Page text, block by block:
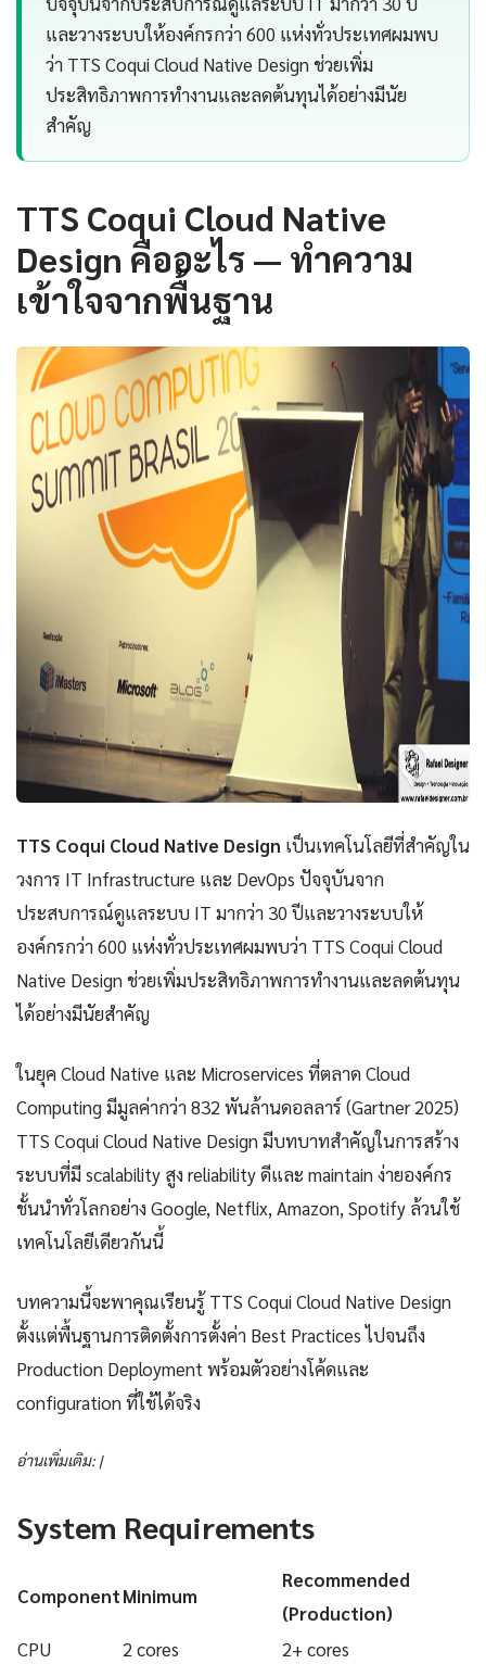
และวางระบบให้องค์กรกว่า 600 แห่งทั่วประเทศผมพบ
ว่า TTS Coqui Cloud Native Design ช่วยเพิ่ม
ประสิทธิภาพการทำงานและลดต้นทุนได้อย่างมีนัย
สำคัญ
TTS Coqui Cloud Native
Design คืออะไร — ทำความ
เข้าใจจากพื้นฐาน
TTS Coqui Cloud Native Design เป็นเทคโนโลยีที่สำคัญใน
วงการ IT Infrastructure และ DevOps ปัจจุบันจาก
ประสบการณ์ดูแลระบบ IT มากว่า 30 ปีและวางระบบให้
องค์กรกว่า 600 แห่งทั่วประเทศผมพบว่า TTS Coqui Cloud
Native Design ช่วยเพิ่มประสิทธิภาพการทำงานและลดต้นทุน
ได้อย่างมีนัยสำคัญ
ในยุค Cloud Native และ Microservices ที่ตลาด Cloud
Computing มีมูลค่ากว่า 832 พันล้านดอลลาร์ (Gartner 2025)
TTS Coqui Cloud Native Design มีบทบาทสำคัญในการสร้าง
ระบบที่มี scalability สูง reliability ดีและ maintain ง่ายองค์กร
ชั้นนำทั่วโลกอย่าง Google, Netflix, Amazon, Spotify ล้วนใช้
เทคโนโลยีเดียวกันนี้
บทความนี้จะพาคุณเรียนรู้ TTS Coqui Cloud Native Design
ตั้งแต่พื้นฐานการติดตั้งการตั้งค่า Best Practices ไปจนถึง
Production Deployment พร้อมตัวอย่างโค้ดและ
configuration ที่ใช้ได้จริง
อ่านเพิ่มเติม: |
System Requirements
ComponentMinimum
Recommended
(Production)
CPU
2 cores 2+ cores